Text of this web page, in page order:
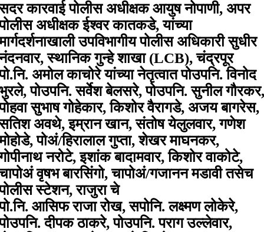
कारवाई पोलीस अधीक्षक आयुष नोपाणी, अपर
अधीक्षक ईश्वर कातकडे, यांच्या
उपविभागीय पोलीस अधिकारी सुधीर
स्थानिक गुन्हे शाखा (LCB), चंद्रपूर
अमोल काचोरे यांच्या नेतृत्वात पोउपनि. विनोद
पोउपनि. सर्वेश बेलसरे, पोउपनि. सुनील गौरकर,
सुभाष गोहेकार, किशोर वैरागडे, अजय बागरेस,
अवथे, इम्रान खान, संतोष येलुलवार, गणेश
पोअं/हिरालाल गुप्ता, शेखर माघनकर,
नरोटे, इशांक बादामवार, किशोर वाकोटे,
वृषभ बारसिंगो, चापोअं/गजानन मडावी तसेच
स्टेशन, राजुरा चे
आसिफ राजा रोेख, सपोनि. लक्ष्मण लोकेरे,
दीपक ठाकरे, पोउपनि. पराग उल्लेवार,